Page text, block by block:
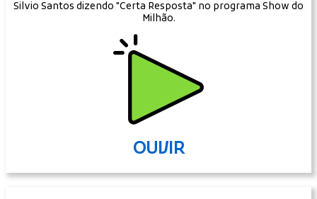
Silvio Santos dizendo "Certa Resposta" no programa Show do
Milhão.
OUVIR